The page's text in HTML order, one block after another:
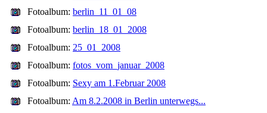
Fotoalbum: berlin_11_01_08
Fotoalbum: berlin_18_01_2008
Fotoalbum: 25_01_2008
Fotoalbum: fotos_vom_januar_2008
Fotoalbum: Sexy am 1.Februar 2008
Fotoalbum: Am 8.2.2008 in Berlin unterwegs...